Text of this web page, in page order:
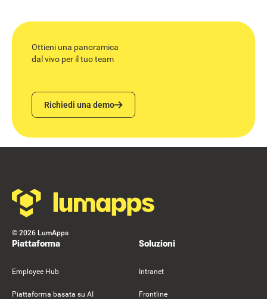
Ottieni una panoramica
dal vivo per il tuo team
Richiedi una demo
Richiedi una demo
© 2026 LumApps
Piattaforma
Employee Hub
Piattaforma basata su AI
Soluzioni
Intranet
Frontline